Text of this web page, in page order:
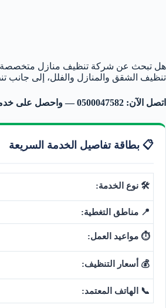
هل تبحث عن شركة تنظيف منازل متخصصة
تنظيف الشقق والمنازل والفلل، إلى جانب
اتصل الآن: 0500047582 — واحصل على خدمة عالية الجودة بسعر عادل، من فريق مدرّب يثق به مئات العملاء في الطائف.
📋 بطاقة تفاصيل الخدمة السريعة
🛠️ نوع الخدمة:
📍 مناطق التغطية:
⏱️ مواعيد العمل:
💰 أسعار التنظيف:
📞 الهاتف المعتمد: